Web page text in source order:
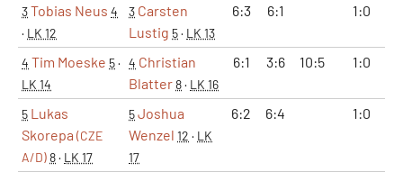
3Tobias Neus 4
· LK 12
3 Carsten
Lustig 5· LK 13
6:3 6:1 1:0
4 Tim Moeske 5·
LK 14
4 Christian
Blatter8· LK 16
6:1 3:6 10:5 1:0
5 Lukas
Skorepa (CZE
A/D)8· LK 17
5Joshua
Wenzel 12 · LK
17
6:2 6:4 1:0